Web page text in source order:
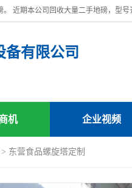
备有限公司
机 企业视频
> 东营食品螺旋塔定制